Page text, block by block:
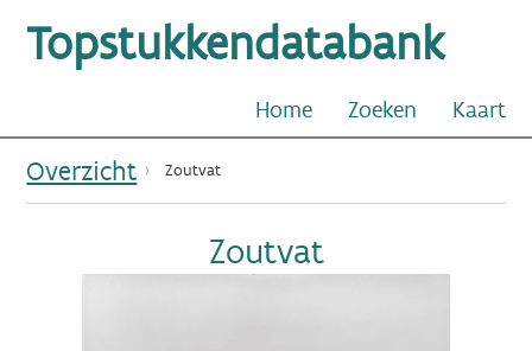
Topstukkendatabank
Kaart
Zoeken
Home
Overzicht Zoutvat
Zoutvat